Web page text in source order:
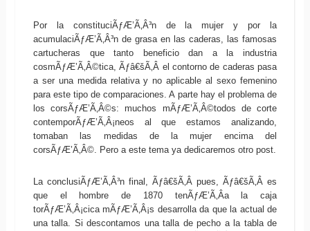
Por la constituciÃƒÆ’Ã‚Â³n de la mujer y por la
acumulaciÃƒÆ’Ã‚Â³n de grasa en las caderas, las famosas
cartucheras que tanto beneficio dan a la industria
cosmÃƒÆ’Ã‚Â©tica, Ãƒâ€šÃ‚Â el contorno de caderas pasa
a ser una medida relativa y no aplicable al sexo femenino
para este tipo de comparaciones. A parte hay el problema de
los corsÃƒÆ’Ã‚Â©s: muchos mÃƒÆ’Ã‚Â©todos de corte
contemporÃƒÆ’Ã‚Â¡neos al que estamos analizando,
tomaban las medidas de la mujer encima del
corsÃƒÆ’Ã‚Â©. Pero a este tema ya dedicaremos otro post.
La conclusiÃƒÆ’Ã‚Â³n final, Ãƒâ€šÃ‚Â pues, Ãƒâ€šÃ‚Â es
que el hombre de 1870 tenÃƒÆ’Ã‚Â­a la caja
torÃƒÆ’Ã‚Â¡cica mÃƒÆ’Ã‚Â¡s desarrolla da que la actual de
una talla. Si descontamos una talla de pecho a la tabla de